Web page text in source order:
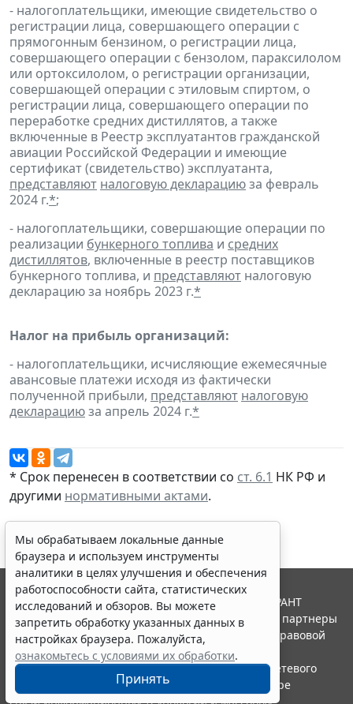
- налогоплательщики, имеющие свидетельство о
регистрации лица, совершающего операции с
прямогонным бензином, о регистрации лица,
совершающего операции с бензолом, параксилолом
или ортоксилолом, о регистрации организации,
совершающей операции с этиловым спиртом, о
регистрации лица, совершающего операции по
переработке средних дистиллятов, а также
включенные в Реестр эксплуатантов гражданской
авиации Российской Федерации и имеющие
сертификат (свидетельство) эксплуатанта,
представляют налоговую декларациюза февраль
2024 г.*;
- налогоплательщики, совершающие операции по
реализации бункерного топлива и средних
дистиллятов, включенные в реестр поставщиков
бункерного топлива, и представляют налоговую
декларацию за ноябрь 2023 г.*
Налог на прибыль организаций:
- налогоплательщики, исчисляющие ежемесячные
авансовые платежи исходя из фактически
полученной прибыли, представляют налоговую
декларациюза апрель 2024 г.*
* Срок перенесен в соответствии со ст. 6.1 НК РФ и
другими нормативными актами.
Мы обрабатываем локальные данные
браузера и используем инструменты
аналитики в целях улучшения и обеспечения
работоспособности сайта, статистических
исследований и обзоров. Вы можете
запретить обработку указанных данных в
настройках браузера. Пожалуйста,
ознакомьтесь с условиями их обработки.
Принять
© ООО "НПП "ГАРАНТ-СЕРВИС", 2026. Система ГАРАНТ
выпускается с 1990 года. Компания "Гарант" и ее партнеры
являются участниками Российской ассоциации правовой
информации ГАРАНТ.
Портал ГАРАНТ.РУ зарегистрирован в качестве сетевого
издания Федеральной службой по надзору в сфере